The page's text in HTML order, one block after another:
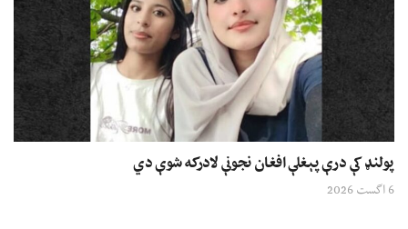
پولنډ کې درې پېغلې افغان نجونې لادرکه شوې دي
6 اگست 2026